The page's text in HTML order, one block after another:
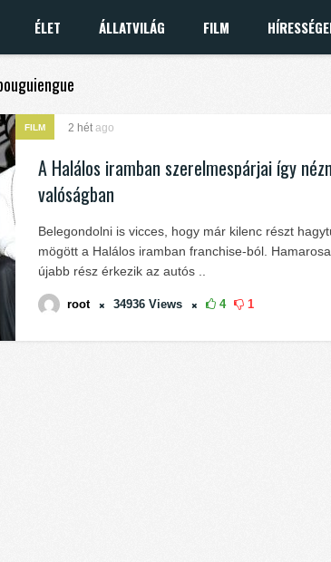
ÉLET ÁLLATVILÁG FILM
FILM 2 hétago
A Halálos iramban szerelmespárjai így
valóságban
Belegondolni is vicces, hogy már kilenc részt
mögött a Halálos iramban franchise-ból.
újabb rész érkezik az autós ..
root 34936 Views 4 1